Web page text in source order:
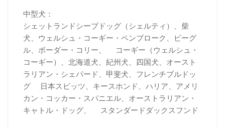
中型犬：
シェットランドシープドッグ（シェルティ）、柴
犬、ウェルシュ・コーギー・ペンブローク、ビーグ
ル、ボーダー・コリー、 コーギー（ウェルシュ・
コーギー）、北海道犬、紀州犬、四国犬、オースト
ラリアン・シェパード、甲斐犬、フレンチブルドッ
グ 日本スピッツ、キースホンド、ハリア、アメリ
カン・コッカー・スパニエル、オーストラリアン・
キャトル・ドッグ、 スタンダードダックスフンド